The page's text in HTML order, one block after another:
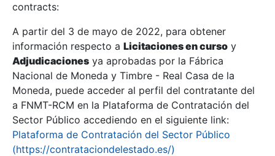
Show/Hide
Show/Hide
contracts:
A partir del 3 de mayo de 2022, para obtener
información respecto a Licitaciones en curso y
Adjudicaciones ya aprobadas por la Fábrica
Nacional de Moneda y Timbre - Real Casa de la
Moneda, puede acceder al perfil del contratante del
a FNMT-RCM en la Plataforma de Contratación del
Sector Público accediendo en el siguiente link:
Plataforma de Contratación del Sector Público
(https://contrataciondelestado.es/)